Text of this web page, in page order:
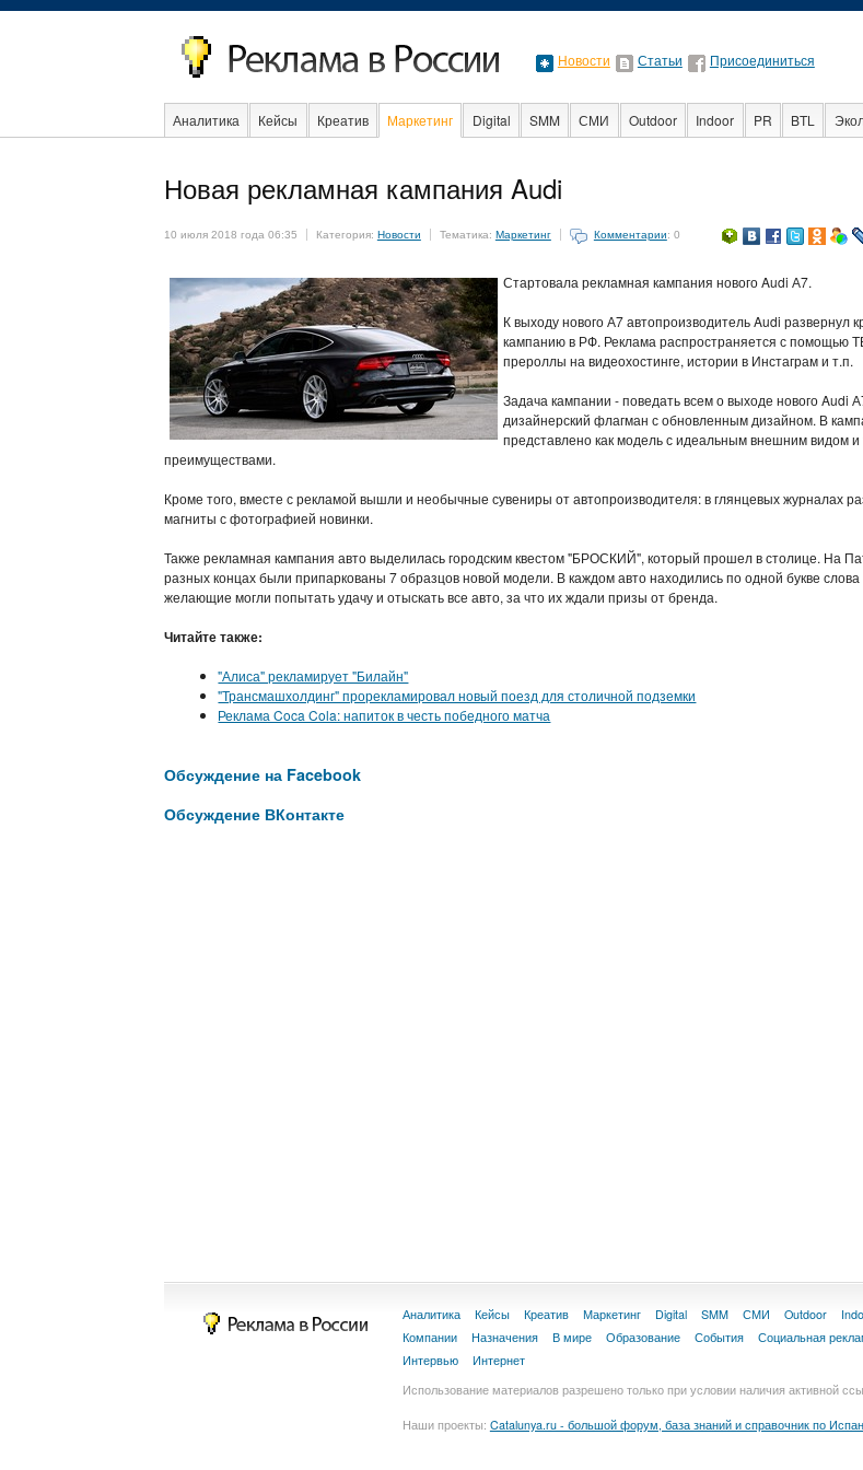
Новости Статьи Присоединиться
Аналитика Кейсы Креатив Маркетинг Digital SMM СМИ Outdoor Indoor PR BTL
Новая рекламная кампания Audi
10 июля 2018 года 06:35 Категория: Новости Тематика: Маркетинг Комментарии: 0
Стартовала рекламная кампания нового Audi А7.
К выходу нового А7 автопроизводитель Audi развернул
кампанию в РФ. Реклама распространяется с помощью
прероллы на видеохостинге, истории в Инстаграм и т.п.
Задача кампании - поведать всем о выходе нового Audi
дизайнерский флагман с обновленным дизайном. В
представлено как модель с идеальным внешним видом и
преимуществами.
Кроме того, вместе с рекламой вышли и необычные сувениры от автопроизводителя: в глянцевых журналах
магниты с фотографией новинки.
Также рекламная кампания авто выделилась городским квестом "БРОСКИЙ", который прошел в столице. На
разных концах были припаркованы 7 образцов новой модели. В каждом авто находились по одной букве
желающие могли попытать удачу и отыскать все авто, за что их ждали призы от бренда.
Читайте также:
"Алиса" рекламирует "Билайн"
"Трансмашхолдинг" прорекламировал новый поезд для столичной подземки
Реклама Coca Cola: напиток в честь победного матча
Обсуждение на Facebook
Обсуждение ВКонтакте
Аналитика Кейсы Креатив Маркетинг Digital SMM СМИ Outdoor
Компании
Назначения В мире Образование События Социальная
Интервью
Интернет
Использование материалов разрешено только при условии наличия активной
Наши проекты: Catalunya.ru - большой форум, база знаний и справочник по